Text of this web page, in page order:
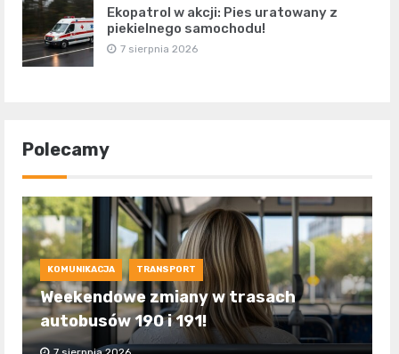
Ekopatrol w akcji: Pies uratowany z
piekielnego samochodu!
7 sierpnia 2026
Polecamy
KOMUNIKACJA TRANSPORT
Weekendowe zmiany w trasach
autobusów 190 i 191!